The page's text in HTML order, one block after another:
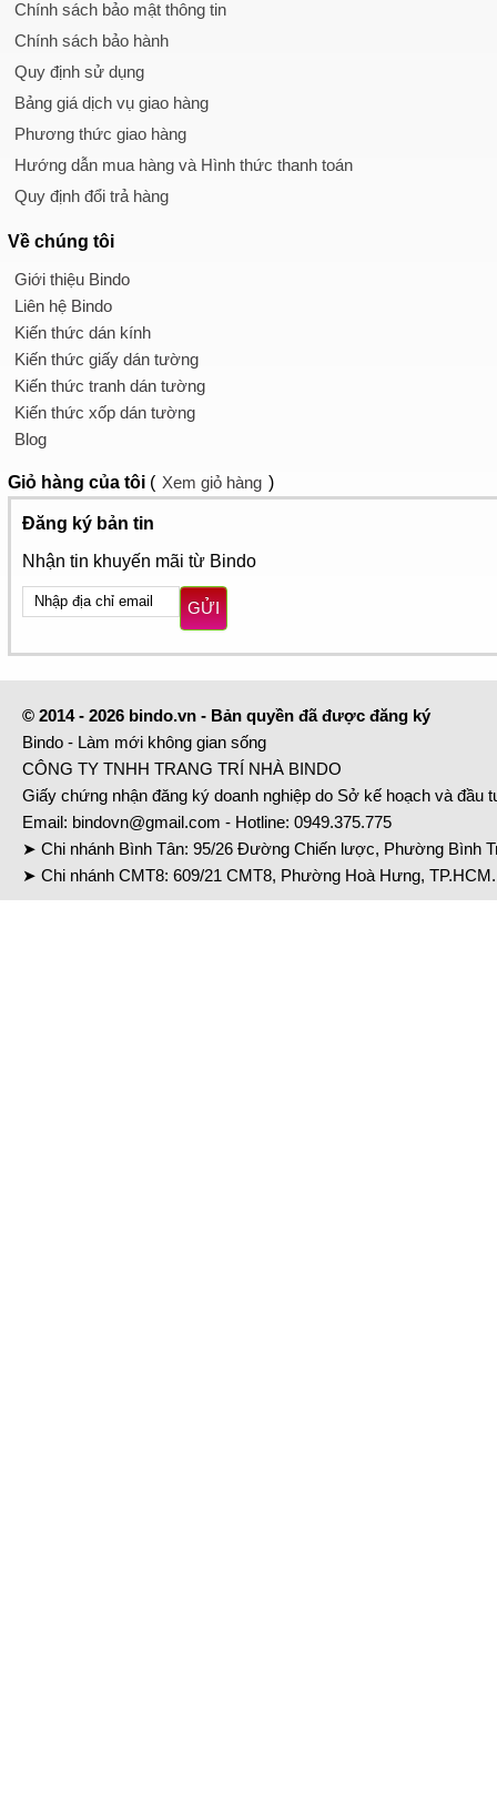
Chính sách bảo mật thông tin
Chính sách bảo hành
Quy định sử dụng
Bảng giá dịch vụ giao hàng
Phương thức giao hàng
Hướng dẫn mua hàng và Hình thức thanh toán
Quy định đổi trả hàng
Về chúng tôi
Giới thiệu Bindo
Liên hệ Bindo
Kiến thức dán kính
Kiến thức giấy dán tường
Kiến thức tranh dán tường
Kiến thức xốp dán tường
Blog
Giỏ hàng của tôi ( Xem giỏ hàng )
Đăng ký bản tin
Nhận tin khuyến mãi từ Bindo
GỬI
© 2014 - 2026 bindo.vn - Bản quyền đã được đăng ký
Bindo - Làm mới không gian sống
CÔNG TY TNHH TRANG TRÍ NHÀ BINDO
Giấy chứng nhận đăng ký doanh nghiệp do Sở kế hoạch và đầu
Email: bindovn@gmail.com - Hotline: 0949.375.775
➤ Chi nhánh Bình Tân: 95/26 Đường Chiến lược, Phường Bình
➤ Chi nhánh CMT8: 609/21 CMT8, Phường Hoà Hưng,